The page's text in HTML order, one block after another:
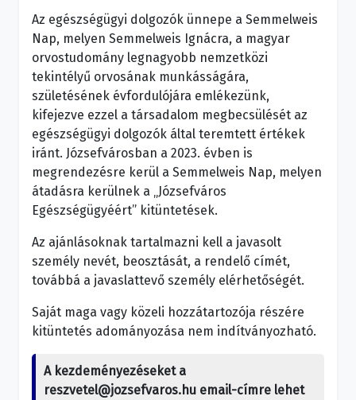
Az egészségügyi dolgozók ünnepe a Semmelweis
Nap, melyen Semmelweis Ignácra, a magyar
orvostudomány legnagyobb nemzetközi
tekintélyű orvosának munkásságára,
születésének évfordulójára emlékezünk,
kifejezve ezzel a társadalom megbecsülését az
egészségügyi dolgozók által teremtett értékek
iránt. Józsefvárosban a 2023. évben is
megrendezésre kerül a Semmelweis Nap, melyen
átadásra kerülnek a „Józsefváros
Egészségügyéért” kitüntetések.
Az ajánlásoknak tartalmazni kell a javasolt
személy nevét, beosztását, a rendelő címét,
továbbá a javaslattevő személy elérhetőségét.
Saját maga vagy közeli hozzátartozója részére
kitüntetés adományozása nem indítványozható.
A kezdeményezéseket a
reszvetel@jozsefvaros.hu email-címre lehet